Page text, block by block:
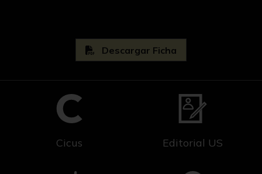
Descargar Ficha
Cicus Editorial US